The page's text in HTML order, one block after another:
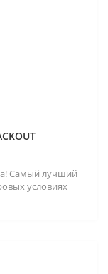
Самый лучший
условиях